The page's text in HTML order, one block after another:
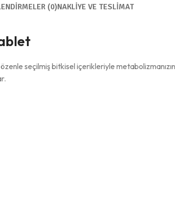
(0)NAKLIYE VE TESLIMAT
seçilmiş bitkisel içerikleriyle